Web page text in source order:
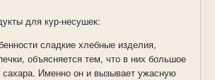
для кур-несушек:
сладкие хлебные изделия,
объясняется тем, что в них большое
Именно он и вызывает ужасную